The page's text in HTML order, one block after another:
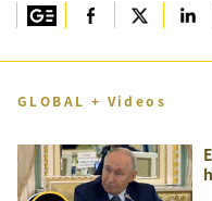
GLOBAL + Videos